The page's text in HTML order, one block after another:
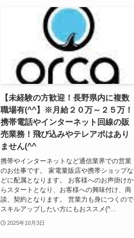
【未経験の方歓迎！長野県内に複数
職場有(^^】※月給２０万～２５万！
携帯電話やインターネット回線の販
売業務！飛び込みやテレアポはあり
ません(^^
携帯やインターネットなど通信業界での営業
のお仕事です。 家電量販店や携帯ショップな
どに配属となります。 お客様へのお声掛けか
らスタートとなり、お客様への興味付け、商
談、契約となります。 営業力も身につくので
スキルアップしたい方にもおススメ(^...
2025年10月3日